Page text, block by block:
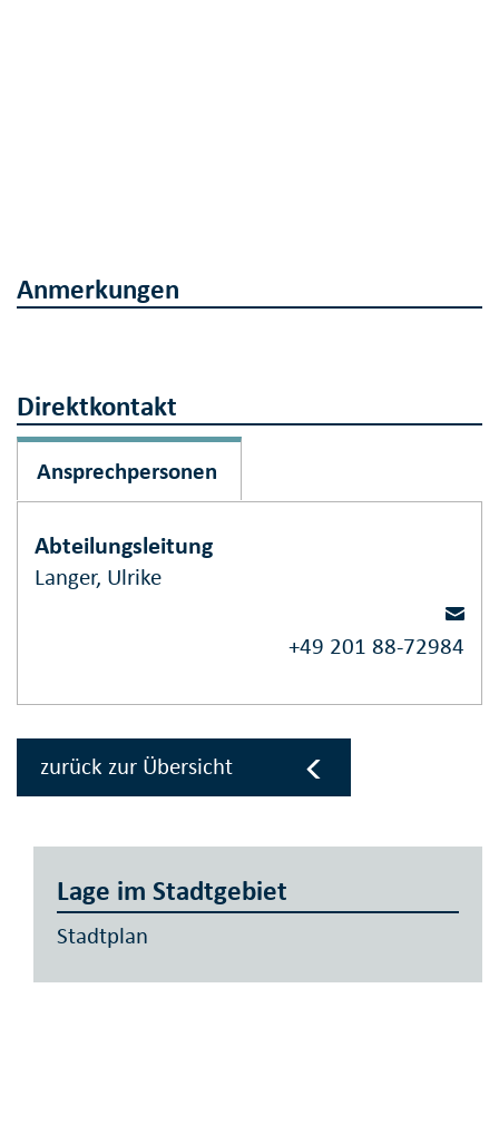
Anmerkungen
Direktkontakt
Ansprechpersonen
Abteilungsleitung
Langer, Ulrike
+49 201 88-72984
zurück zur Übersicht
Lage im Stadtgebiet
Stadtplan